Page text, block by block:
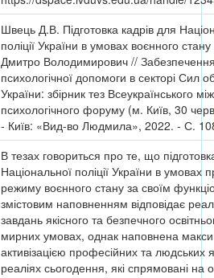
Швець Д.В. Підготовка кадрів для
поліції України в умовах воєнного
Дмитро Володимирович //
психологічної допомоги в секторі Сил
України: збірник тез Всеукраїнського
психологічного форуму (м. Київ, 30
- Київ: «Вид-во Людмила», 2022. - С.
В тезах говориться про те, що
Національної поліції України в умовах
режиму воєнного стану за своїм
змістовим наповненням відповідає
завдань якісного та безпечного
мирних умовах, однак наповнена
активізацією професійних та людських
реаліях сьогодення, які спрямовані на